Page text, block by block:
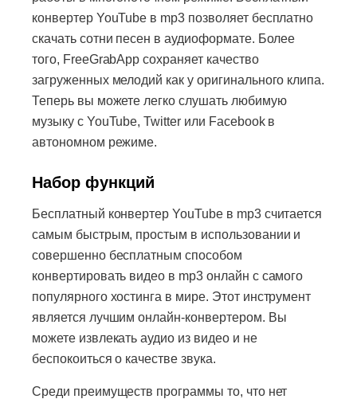
конвертер YouTube в mp3 позволяет бесплатно
скачать сотни песен в аудиоформате. Более
того, FreeGrabApp сохраняет качество
загруженных мелодий как у оригинального клипа.
Теперь вы можете легко слушать любимую
музыку с YouTube, Twitter или Facebook в
автономном режиме.
Набор функций
Бесплатный конвертер YouTube в mp3 считается
самым быстрым, простым в использовании и
совершенно бесплатным способом
конвертировать видео в mp3 онлайн с самого
популярного хостинга в мире. Этот инструмент
является лучшим онлайн-конвертером. Вы
можете извлекать аудио из видео и не
беспокоиться о качестве звука.
Среди преимуществ программы то, что нет